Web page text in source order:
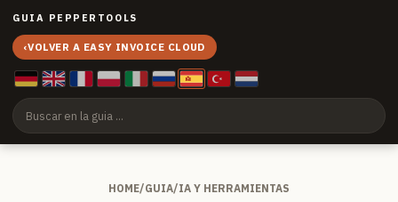
GUIA PEPPERTOOLS
‹VOLVER A EASY INVOICE CLOUD
HOME/GUIA/IA Y HERRAMIENTAS